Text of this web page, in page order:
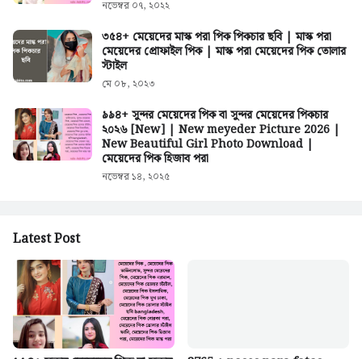
নভেম্বর ০৭, ২০২২
৩৫৪+ মেয়েদের মাস্ক পরা পিক পিকচার ছবি | মাস্ক পরা
মেয়েদের প্রোফাইল পিক | মাস্ক পরা মেয়েদের পিক তোলার
স্টাইল
মে ০৮, ২০২৩
৯৯৪+ সুন্দর মেয়েদের পিক বা সুন্দর মেয়েদের পিকচার
২০২৬ [New] | New meyeder Picture 2026 |
New Beautiful Girl Photo Download |
মেয়েদের পিক হিজাব পরা
নভেম্বর ১৪, ২০২৫
Latest Post